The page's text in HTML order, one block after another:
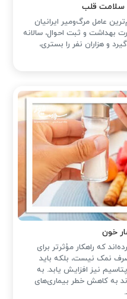
سلامت قلب
عامل مرگ‌ومیر ایرانیان
بهداشت و ثبت احوال، سالانه
نفر را می‌گیرد و هزاران نفر را بستری،
خون
که راهکار مؤثرتر برای
نمک نیست، بلکه باید
نیز افزایش یابد. به
به کاهش خطر بیماری‌های